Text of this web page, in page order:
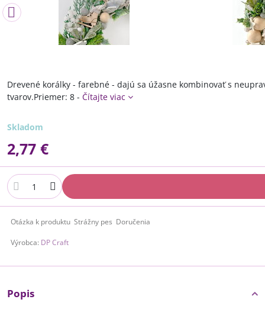
Drevené korálky - farebné - dajú sa úžasne kombinovať s
tvarov.Priemer: 8 - Čítajte viac
Skladom
2,77 €
Otázka k produktu Strážny pes Doručenia
Výrobca: DP Craft
Popis